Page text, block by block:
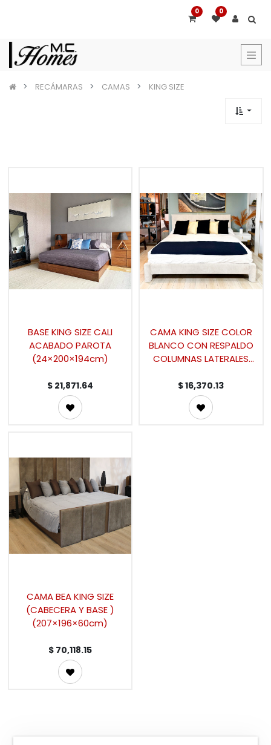
0 0
RECÁMARAS CAMAS KING SIZE
BASE KING SIZE CALI
ACABADO PAROTA
(24×200×194cm)
$ 21,871.64
CAMA KING SIZE COLOR
BLANCO CON RESPALDO
COLUMNAS LATERALES
$16,370.13
CAMA BEA KING SIZE
(CABECERA Y BASE )
(207×196×60cm)
$ 70,118.15